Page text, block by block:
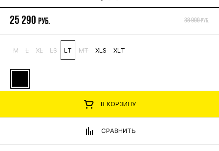
38 900руб.
25 290 руб.
M L XL LS LT MT XLS XLT
В КОРЗИНУ
СРАВНИТЬ